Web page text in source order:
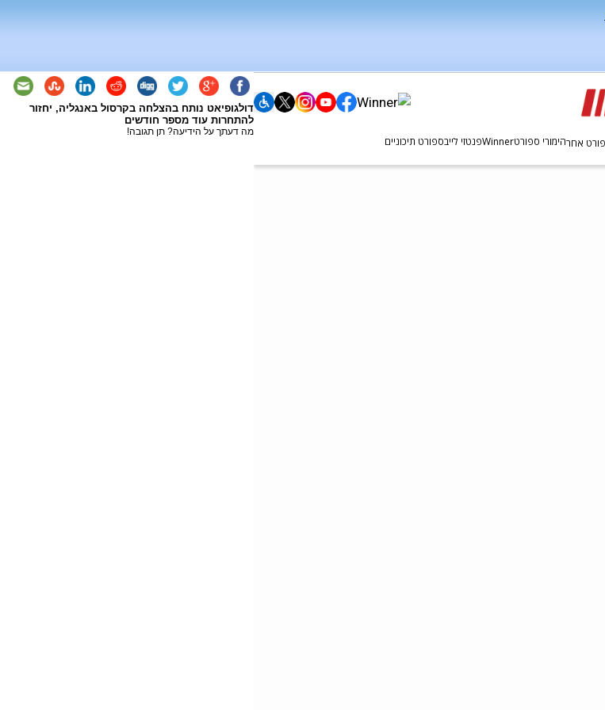
דולגופיאט נותח בהצלחה בקרסול באנגליה, יחזור
להתחרות עוד מספר חודשים
מה דעתך על הידיעה? תן תגובה!